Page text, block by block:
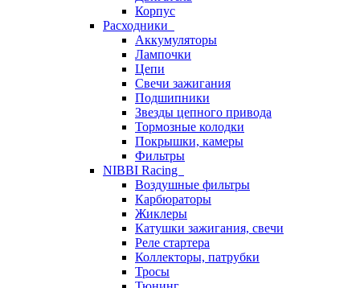
Корпус
Расходники
Аккумуляторы
Лампочки
Цепи
Свечи зажигания
Подшипники
Звезды цепного привода
Тормозные колодки
Покрышки, камеры
Фильтры
NIBBI Racing
Воздушные фильтры
Карбюраторы
Жиклеры
Катушки зажигания, свечи
Реле стартера
Коллекторы, патрубки
Тросы